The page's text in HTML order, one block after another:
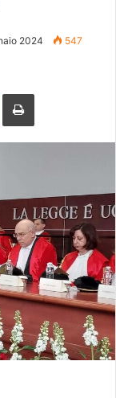
2024 547
Telegram